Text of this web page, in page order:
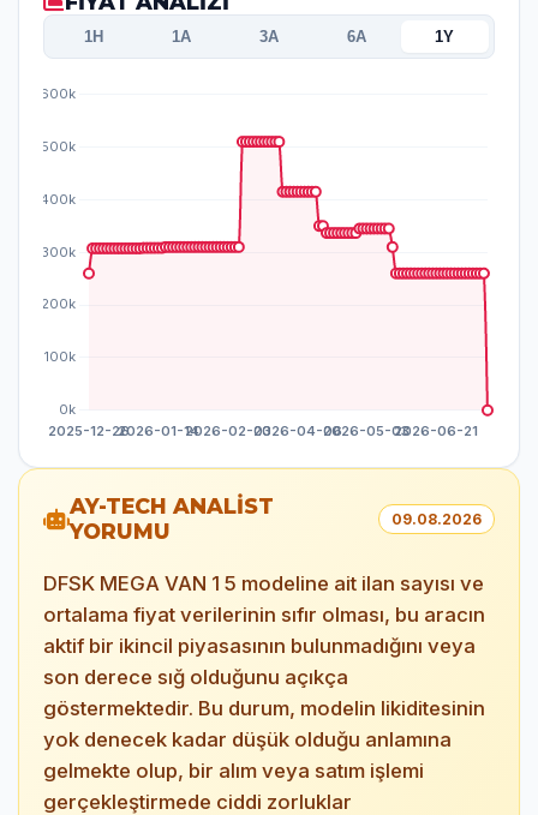
1H 1A 3A 6A 1Y
AY-TECH ANALİST
YORUMU
09.08.2026
DFSK MEGA VAN 1 5 modeline ait ilan sayısı ve
ortalama fiyat verilerinin sıfır olması, bu aracın
aktif bir ikincil piyasasının bulunmadığını veya
son derece sığ olduğunu açıkça
göstermektedir. Bu durum, modelin likiditesinin
yok denecek kadar düşük olduğu anlamına
gelmekte olup, bir alım veya satım işlemi
gerçekleştirmede ciddi zorluklar